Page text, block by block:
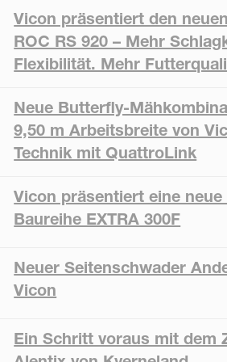
Vicon präsentiert den
ROC RS 920 – Mehr
Flexibilität. Mehr
Neue Butterfly-
9,50 m Arbeitsbreite von
Technik mit QuattroLink
Vicon präsentiert eine
Baureihe EXTRA 300F
Neuer Seitenschwader
Vicon
Ein Schritt voraus mit dem